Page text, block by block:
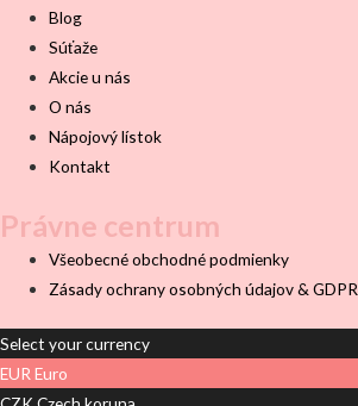
Blog
Súťaže
Akcie u nás
O nás
Nápojový lístok
Kontakt
Právne centrum
Všeobecné obchodné podmienky
Zásady ochrany osobných údajov & GDPR
Select your currency
EUR Euro